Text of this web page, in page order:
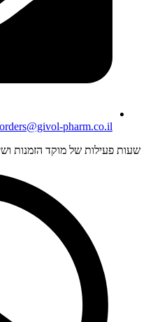
orders@givol-pharm.co.il
פעילות של מוקד הזמנות